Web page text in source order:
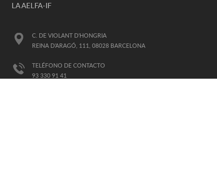
LA AELFA-IF
C. DE VIOLANT D'HONGRIA
REINA D'ARAGÓ, 111, 08028 BARCELONA
TELÉFONO DE CONTACTO
93 330 91 41